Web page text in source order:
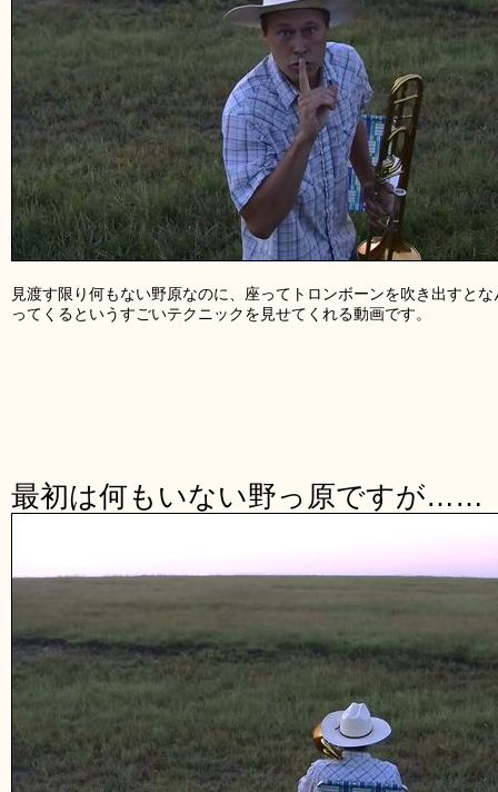
見渡す限り何もない野原なのに、座ってトロンボーンを吹き出すと
ってくるというすごいテクニックを見せてくれる動画です。
最初は何もいない野っ原ですが……